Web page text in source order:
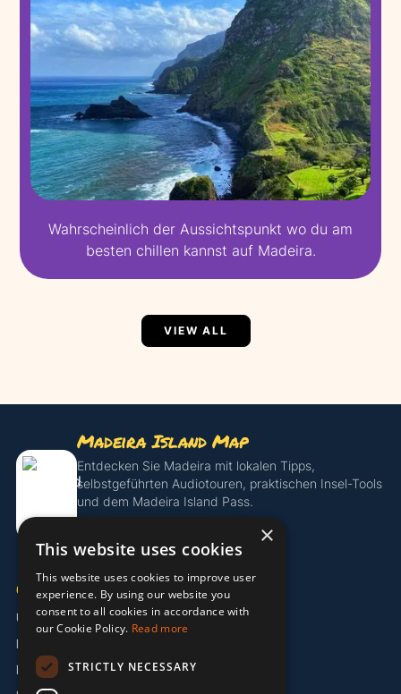
Wahrscheinlich der Aussichtspunkt wo du am
besten chillen kannst auf Madeira.
VIEW ALL
Madeira Island Map
Entdecken Sie Madeira mit lokalen Tipps,
selbstgeführten Audiotouren, praktischen Insel-Tools
und dem Madeira Island Pass.
Island Pass entdecken
UNTERNEHMEN
Über uns
Partner
Kontakt
×
This website uses cookies
This website uses cookies to improve user
experience. By using our website you
consent to all cookies in accordance with
our Cookie Policy. Read more
STRICTLY NECESSARY